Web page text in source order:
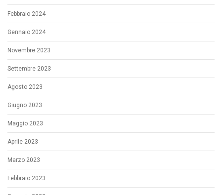
Febbraio 2024
Gennaio 2024
Novembre 2023
Settembre 2023
Agosto 2023
Giugno 2023
Maggio 2023
Aprile 2023
Marzo 2023
Febbraio 2023